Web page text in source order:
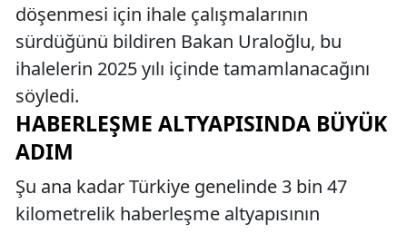
döşenmesi için ihale çalışmalarının
sürdüğünü bildiren Bakan Uraloğlu, bu
ihalelerin 2025 yılı içinde tamamlanacağını
söyledi.
HABERLEŞME ALTYAPISINDA BÜYÜK
ADIM
Şu ana kadar Türkiye genelinde 3 bin 47
kilometrelik haberleşme altyapısının